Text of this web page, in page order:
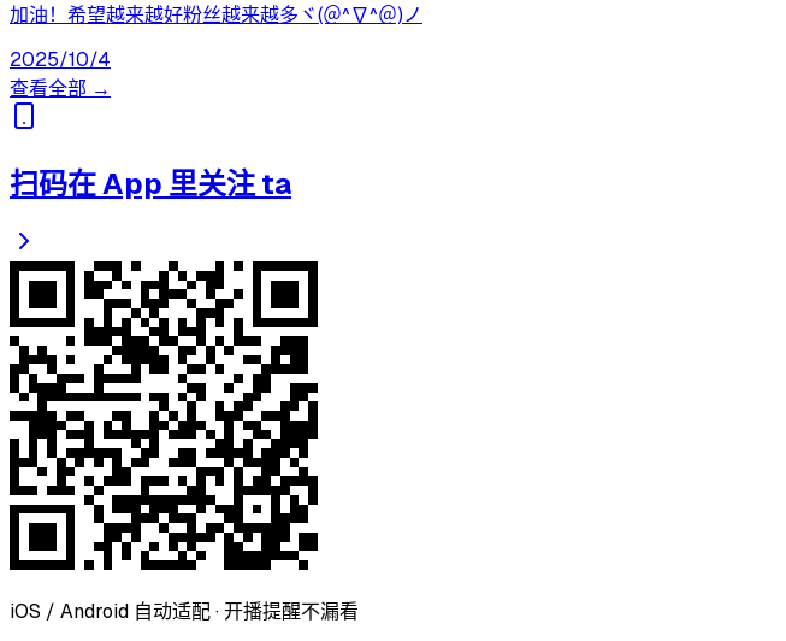
加油！希望越来越好粉丝越来越多ヾ(＠^∇^＠)ノ
2025/10/4
查看全部 →
扫码在 App 里关注 ta
iOS / Android 自动适配 · 开播提醒不漏看